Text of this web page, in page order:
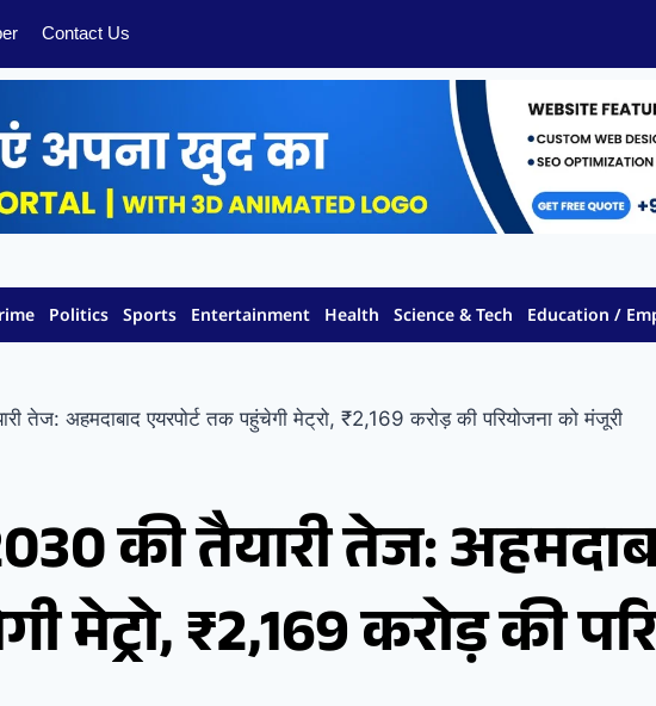
Contact Us
Politics Sports Entertainment Health Science & Tech Education /
तेज: अहमदाबाद एयरपोर्ट तक पहुंचेगी मेट्रो, ₹2,169 करोड़ की परियोजना को मंजूरी
की तैयारी तेज:
मेट्रो, ₹2,169 करोड़ की